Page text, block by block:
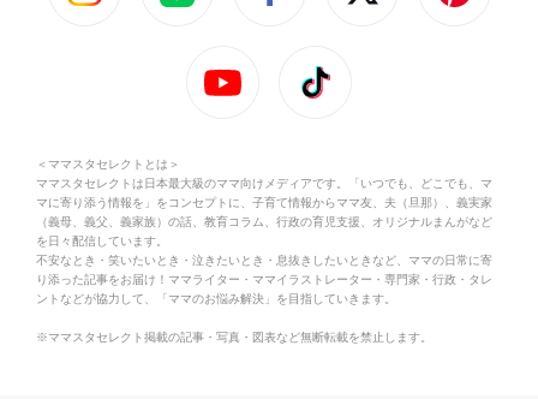
＜ママスタセレクトとは＞
ママスタセレクトは日本最大級のママ向けメディアです。「いつでも、どこでも、マ
マに寄り添う情報を」をコンセプトに、子育て情報からママ友、夫（旦那）、義実家
（義母、義父、義家族）の話、教育コラム、行政の育児支援、オリジナルまんがなど
を日々配信しています。
不安なとき・笑いたいとき・泣きたいとき・息抜きしたいときなど、ママの日常に寄
り添った記事をお届け！ママライター・ママイラストレーター・専門家・行政・タレ
ントなどが協力して、「ママのお悩み解決」を目指していきます。
※ママスタセレクト掲載の記事・写真・図表など無断転載を禁止します。